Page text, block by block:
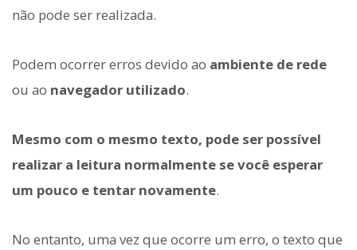
não pode ser realizada.
Podem ocorrer erros devido ao ambiente de rede
ou ao navegador utilizado.
Mesmo com o mesmo texto, pode ser possível
realizar a leitura normalmente se você esperar
um pouco e tentar novamente.
No entanto, uma vez que ocorre um erro, o texto que